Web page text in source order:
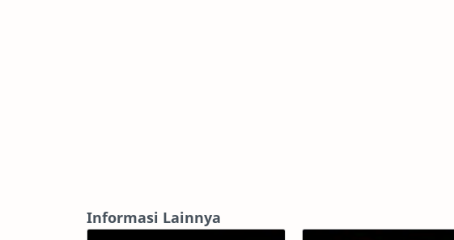
Informasi Lainnya